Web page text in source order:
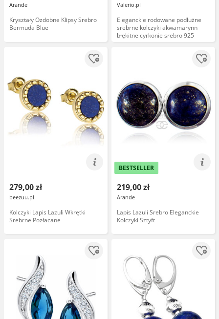
Arande
Kryształy Ozdobne Klipsy Srebro
Bermuda Blue
Valerio.pl
Eleganckie rodowane podłużne
srebrne kolczyki akwamarynn
błękitne cyrkonie srebro 925
279,00 zł
beezuu.pl
Kolczyki Lapis Lazuli Wkrętki
Srebrne Pozłacane
BESTSELLER
219,00 zł
Arande
Lapis Lazuli Srebro Eleganckie
Kolczyki Sztyft